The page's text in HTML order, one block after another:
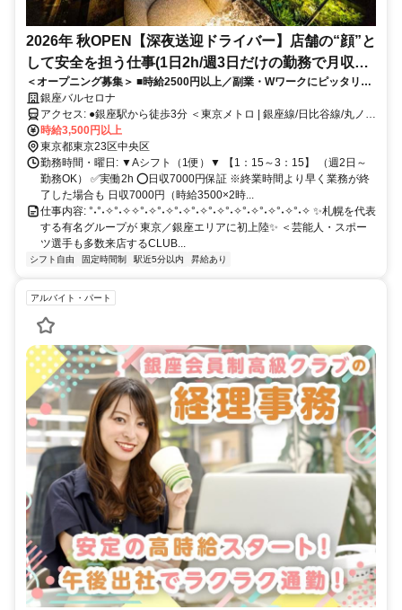
2026年 秋OPEN【深夜送迎ドライバー】店舗の“顔”と
して安全を担う仕事(1日2h/週3日だけの勤務で月収9
万8000円以上)
＜オープニング募集＞ ■時給2500円以上／副業・Wワークにピッタリ■
経験・年齢不問！キャバクラで働く女の子たちを安全に自宅まで送り届
けるお仕事です【直帰OK】
銀座バルセロナ
アクセス: ●銀座駅から徒歩3分 ＜東京メトロ | 銀座線/日比谷線/丸ノ内
線＞ ---------- ●銀座一丁目駅から徒歩3分 ＜東京メトロ | 有楽町線＞ --
-------- ●東銀座駅から徒歩3分 ＜東京メトロ | 日比谷線＞ ＜私鉄 | 都営
浅草線＞ ---------- ●有楽町駅から徒歩5分 ＜JR | 山手線/京浜東北線＞
＜東京メトロ | 有楽町線＞ ---------- ●日比谷駅から徒歩6分 ＜東京メト
ロ | 日比谷線／千代田線／都営三田線＞ ---------- ●新橋駅から徒歩8分
＜JR | 山手線/京浜東北線/横須賀線＞ ＜地下鉄 | 都営浅草線＞ ＜私鉄
| ゆりかもめ＞ ----------
時給3,500円以上
東京都東京23区中央区
勤務時間・曜日: ▼Aシフト（1便）▼ 【1：15～3：15】 （週2日～
勤務OK） ✅実働2h ⭕日収7000円保証 ※終業時間より早く業務が終
了した場合も 日収7000円（時給3500×2時...
仕事内容: °˖°˖✧°˖✧✧°˖✧°˖✧°˖✧°˖✧°˖✧°˖✧°˖✧°˖✧°˖✧°˖✧ ✨札幌を代表
する有名グループが 東京／銀座エリアに初上陸✨ ＜芸能人・スポー
ツ選手も多数来店するCLUB...
シフト自由 固定時間制 駅近5分以内 昇給あり
アルバイト・パート